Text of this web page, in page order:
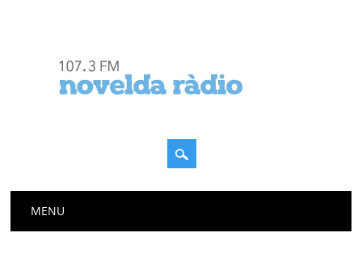
Menú principal
MENU